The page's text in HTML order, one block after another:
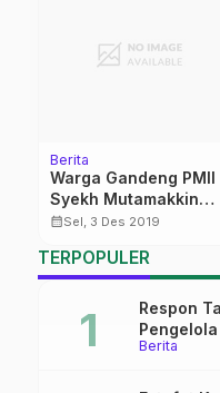
Berita
Warga Gandeng PMII
Syekh Mutamakkin
Tancapkan 8000 Bibit
calendar_monthSel, 3 Des 2019
TERPOPULER
Berita
Respon